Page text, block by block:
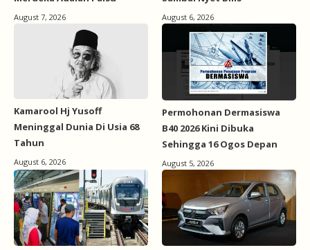
August 7, 2026 August 6, 2026
Kamarool Hj Yusoff
Meninggal Dunia Di Usia 68
Tahun
August 6, 2026
Permohonan Dermasiswa
B40 2026 Kini Dibuka
Sehingga 16 Ogos Depan
August 5, 2026